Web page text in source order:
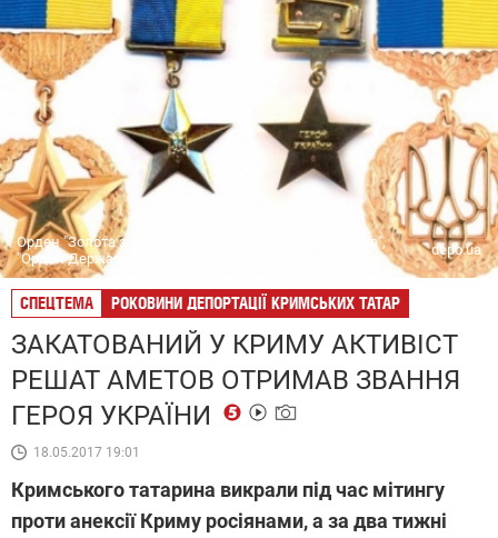
Орден "Золота зірка", мініатюра ордену "Золота зірка",
"Орден Держави"
depo.ua
СПЕЦТЕМА РОКОВИНИ ДЕПОРТАЦІЇ КРИМСЬКИХ ТАТАР
ЗАКАТОВАНИЙ У КРИМУ АКТИВІСТ
РЕШАТ АМЕТОВ ОТРИМАВ ЗВАННЯ
ГЕРОЯ УКРАЇНИ
18.05.2017 19:01
Кримського татарина викрали під час мітингу
проти анексії Криму росіянами, а за два тижні